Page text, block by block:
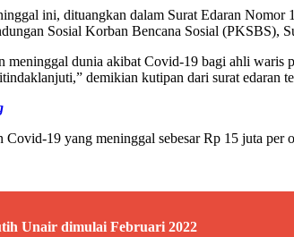
ini, dituangkan dalam Surat Edaran
Sosial Korban Bencana Sosial (PKSBS),
meninggal dunia akibat Covid-19 bagi ahli
demikian kutipan dari surat edaran
19 yang meninggal sebesar Rp 15 juta per
Unair dimulai Februari 2022